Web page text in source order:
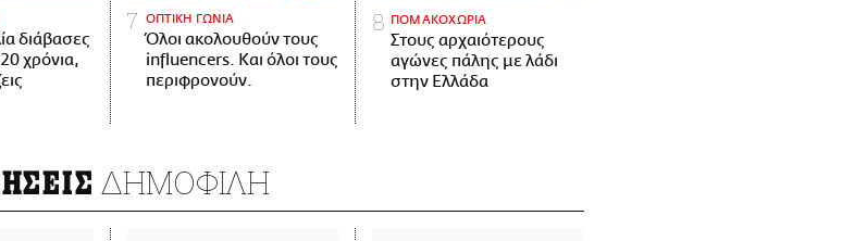
διάβασες
χρόνια,
ΟΠΤΙΚΗ ΓΩΝΙΑ
Όλοι ακολουθούν τους
influencers. Και όλοι τους
περιφρονούν.
ΠΟΜΑΚΟΧΩΡΙΑ
Στους αρχαιότερους
αγώνες πάλης με λάδι
στην Ελλάδα
ΔΗΜΟΦΙΛΗ